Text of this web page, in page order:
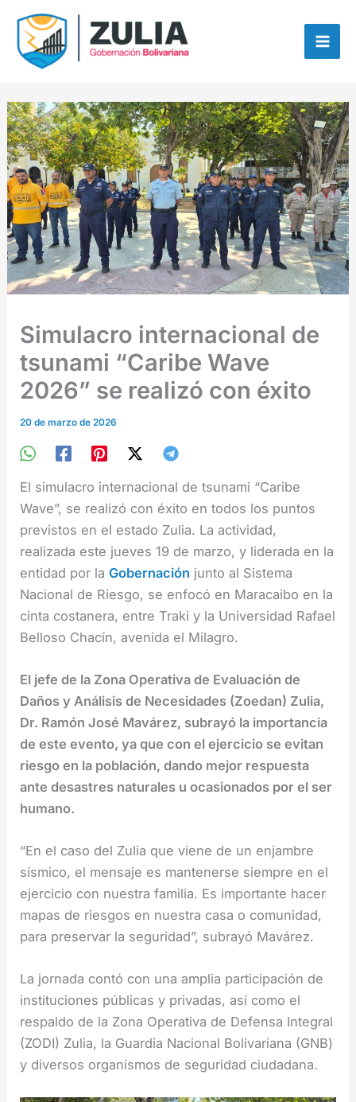
contenido
contenido
Simulacro internacional de
tsunami “Caribe Wave
2026” se realizó con éxito
20 de marzo de 2026
El simulacro internacional de tsunami “Caribe
Wave”, se realizó con éxito en todos los puntos
previstos en el estado Zulia. La actividad,
realizada este jueves 19 de marzo, y liderada en la
entidad por laGobernación junto al Sistema
Nacional de Riesgo, se enfocó en Maracaibo en la
cinta costanera, entre Traki y la Universidad Rafael
Belloso Chacín, avenida el Milagro.
El jefe de la Zona Operativa de Evaluación de
Daños y Análisis de Necesidades (Zoedan) Zulia,
Dr. Ramón José Mavárez, subrayó la importancia
de este evento, ya que con el ejercicio se evitan
riesgo en la población, dando mejor respuesta
ante desastres naturales u ocasionados por el ser
humano.
“En el caso del Zulia que viene de un enjambre
sísmico, el mensaje es mantenerse siempre en el
ejercicio con nuestra familia. Es importante hacer
mapas de riesgos en nuestra casa o comunidad,
para preservar la seguridad”, subrayó Mavárez.
La jornada contó con una amplia participación de
instituciones públicas y privadas, así como el
respaldo de la Zona Operativa de Defensa Integral
(ZODI) Zulia, la Guardia Nacional Bolivariana (GNB)
y diversos organismos de seguridad ciudadana.